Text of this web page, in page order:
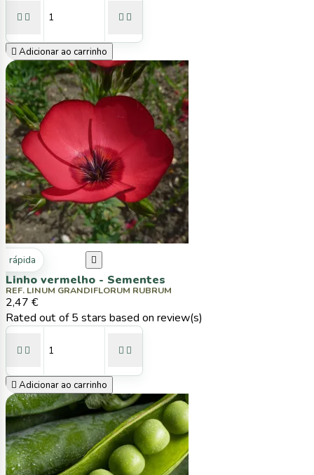
   
 Adicionar ao carrinho
rápida 
Linho vermelho - Sementes
REF. LINUM GRANDIFLORUM RUBRUM
2,47 €
Rated out of 5 stars based on review(s)
   
 Adicionar ao carrinho